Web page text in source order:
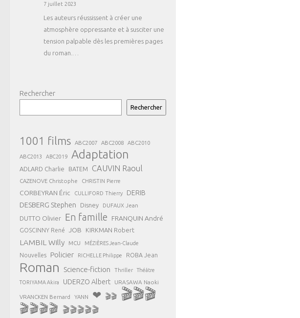
7 juillet 2023
Les auteurs réussissent à créer une
atmosphère oppressante et à susciter une
tension palpable dès les premières pages
du roman.…
Rechercher
Rechercher
1001 films ABC2007 ABC2008 ABC2010
ABC2013 ABC2019 Adaptation
ADLARD Charlie BATEM CAUVIN Raoul
CAZENOVE Christophe CHRISTIN Pierre
CORBEYRAN Éric CULLIFORD Thierry DERIB
DESBERG Stephen Disney DUFAUX Jean
DUTTO Olivier En famille FRANQUIN André
GOSCINNY René JOB KIRKMAN Robert
LAMBIL Willy MCU MÉZIÈRES Jean-Claude
Nouvelles Policier RICHELLE Philippe ROBA Jean
Roman Science-fiction Thriller Théâtre
TORIYAMA Akira UDERZO Albert URASAWA Naoki
VRANCKEN Bernard YANN ❤ 🎬🎬 🎬🎬🎬
🎬🎬🎬🎬 🎬🎬🎬🎬🎬